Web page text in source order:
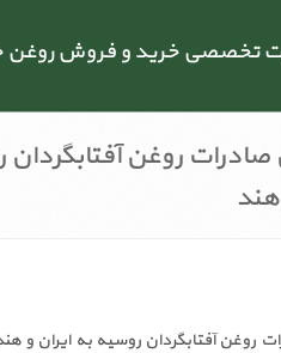
تخصصی خرید و فروش روغن
روغن آفتابگردان
هند